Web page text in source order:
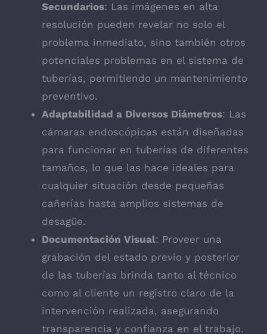
Secundarios: Las imágenes en alta
resolución pueden revelar no solo el
problema inmediato, sino también otros
potenciales problemas en el sistema de
tuberías, permitiendo un mantenimiento
preventivo.
Adaptabilidad a Diversos Diámetros: Las
cámaras endoscópicas están diseñadas
para funcionar en tuberías de diferentes
tamaños, lo que las hace ideales para
cualquier situación desde pequeñas
cañerías hasta amplios sistemas de
desagüe.
Documentación Visual: Proveer una
grabación del estado previo y posterior
de las tuberías brinda tanto al técnico
como al cliente un registro claro de la
intervención realizada, asegurando
transparencia y confianza en el trabajo.